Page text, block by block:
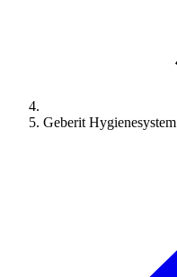
Geberit Hygienesystem